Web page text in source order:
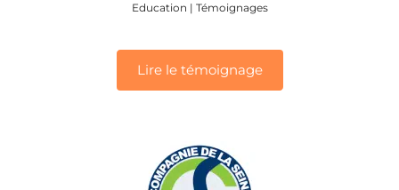
Education | Témoignages
Lire le témoignage